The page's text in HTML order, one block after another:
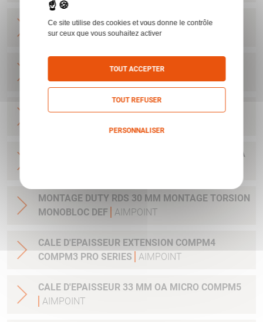
VIS M5X6 - 2 PIECES POUR COMPM4 ET M4S
AIMPOINT
MONTAGE FIXE ACRO 45 PICATINNY RAIL DEF
AIMPOINT
COLLIER EMBASE WEAVER PICA LARGE 30 MM
COLLIER 30MM EMBASE QUICK REALEASE PICA
MONTAGE DUTY RDS 30 MM MONTAGE TORSION
MONOBLOC DEF AIMPOINT
CALE D'EPAISSEUR EXTENSION COMPM4
COMPM3 PRO SERIES
AIMPOINT
CALE D'EPAISSEUR 33 MM OA MICRO COMPM5
AIMPOINT
Ce site utilise des cookies et vous donne le contrôle
sur ceux que vous souhaitez activer
TOUT ACCEPTER
TOUT REFUSER
PERSONNALISER